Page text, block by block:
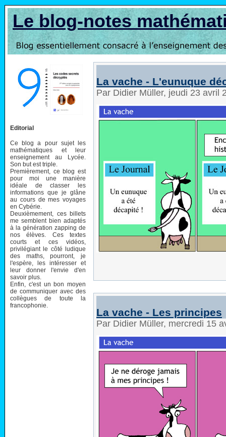
Le blog-notes
Editorial
Ce blog a pour sujet les
mathématiques et leur
enseignement au Lycée.
Son but est triple.
Premièrement, ce blog est
pour moi une manière
idéale de classer les
informations que je glâne
au cours de mes voyages
en Cybérie.
Deuxièmement, ces billets
me semblent bien adaptés
à la génération zapping de
nos élèves. Ces textes
courts et ces vidéos,
privilégiant le côté ludique
des maths, pourront, je
l'espère, les intéresser et
leur donner l'envie d'en
savoir plus.
Enfin, c'est un bon moyen
de communiquer avec des
collègues de toute la
francophonie.
La vache - L'eunuque
Par Didier Müller, jeudi 23 avril
La vache - Les principes
Par Didier Müller, mercredi 15